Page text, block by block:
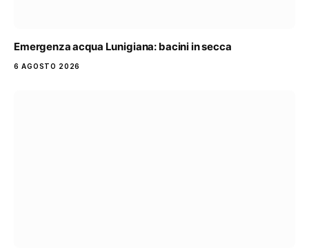
Emergenza acqua Lunigiana: bacini in secca
6 AGOSTO 2026